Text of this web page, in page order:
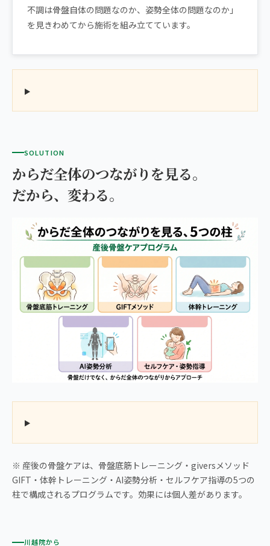
不調は骨盤自体の問題なのか、姿勢全体の問題なのか」
を見きわめてから施術を組み立てています。
SOLUTION
からだ全体のつながりを見る。
だから、変わる。
※ 産後の骨盤ケアは、骨盤底筋トレーニング・giversメソッド
GIFT・体幹トレーニング・AI姿勢分析・セルフケア指導の5つの
柱で構成されるプログラムです。効果には個人差があります。
川越院から